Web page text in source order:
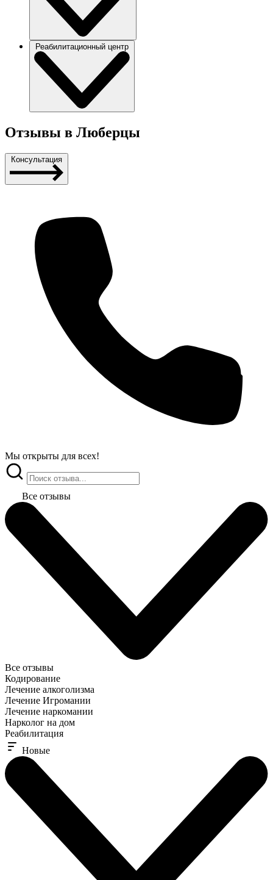
Реабилитационный центр
Отзывы в Люберцы
Консультация
Мы открыты для всех!
Все отзывы
Все отзывы
Кодирование
Лечение алкоголизма
Лечение Игромании
Лечение наркомании
Нарколог на дом
Реабилитация
Новые